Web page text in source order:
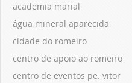
academia marial
água mineral aparecida
cidade do romeiro
centro de apoio ao romeiro
centro de eventos pe. vitor